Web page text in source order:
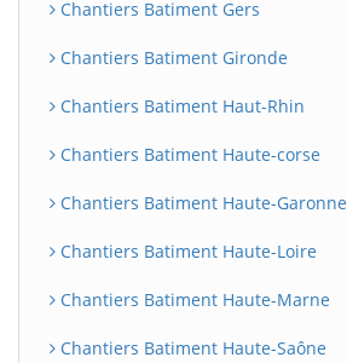
Chantiers Batiment Gers
Chantiers Batiment Gironde
Chantiers Batiment Haut-Rhin
Chantiers Batiment Haute-corse
Chantiers Batiment Haute-Garonne
Chantiers Batiment Haute-Loire
Chantiers Batiment Haute-Marne
Chantiers Batiment Haute-Saône